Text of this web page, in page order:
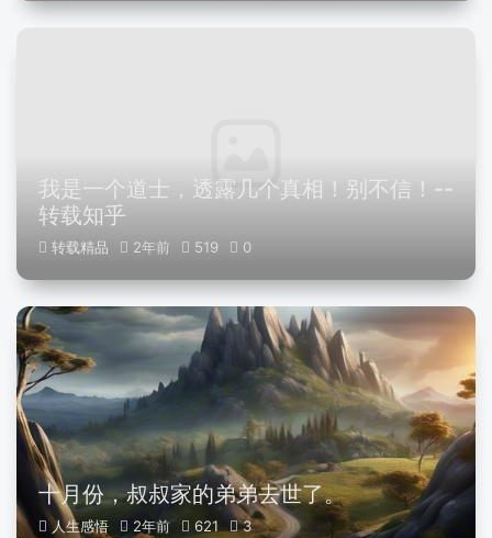
我是一个道士，透露几个真相！别不信！--
转载知乎
转载精品 2年前 519 0
十月份，叔叔家的弟弟去世了。
人生感悟 2年前 621 3